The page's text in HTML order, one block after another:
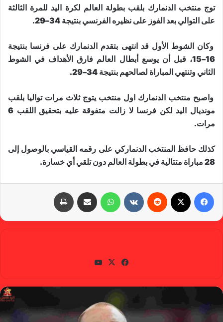
توج ​منتخب الدنمارك​ بلقب ​بطولة العالم لكرة اليد​ للمرة الثالثة
على التوالي بعد الفوز على نظيره الفرنسي بنتيجة 34–29.
وكان الشوط الأول قد انتهى بتقدم الدنمارك على فرنسا بنتيجة
16–15، قبل أن يوسع أبطال العالم فارق الأهداف في الشوط
الثاني وتنتهي المباراة لصالحهم بنتيجة 34–29.
واصبح منتخب الدنمارك اول منتخب يتوج ثلاث مرات تواليا بلقب
مونديال اليد لكن فرنسا لا زالت متفوقة عليه بتحقيق اللقب 6
مرات.
كذلك حافظ المنتخب الدنماركي على رقمه القياسي بالوصول إلى
28 مباراة متتالية في بطولة العالم دون تلقي أي خسارة.
واتساب
في
وك
X